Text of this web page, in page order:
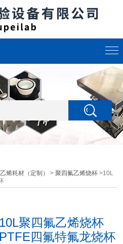
烯耗材（定制） >聚四氟乙烯烧杯 >10L
10L聚四氟乙烯烧杯
PTFE四氟特氟龙烧杯